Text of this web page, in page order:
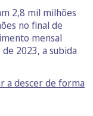
2,8 mil milhões
no final de
mensal
2023, a subida
a descer de forma